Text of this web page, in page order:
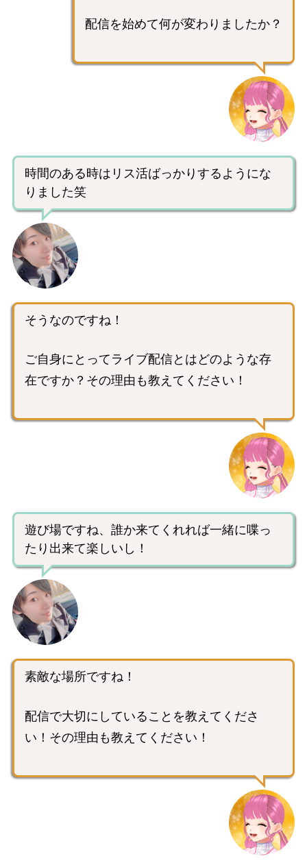
配信を始めて何が変わりましたか？
時間のある時はリス活ばっかりするようにな
りました笑
そうなのですね！
ご自身にとってライブ配信とはどのような存
在ですか？その理由も教えてください！
遊び場ですね、誰か来てくれれば一緒に喋っ
たり出来て楽しいし！
素敵な場所ですね！
配信で大切にしていることを教えてくださ
い！その理由も教えてください！